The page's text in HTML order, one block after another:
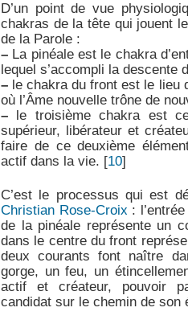
D’un point de vue
chakras de la tête qui jouent
de la Parole :
–La pinéale est le chakra
lequel s’accompli la descente
–le chakra du front est le lieu
où l’Âme nouvelle trône de
–le troisième chakra est
supérieur, libérateur et
faire de ce deuxième
actif dans la vie. [10]
C’est le processus qui est
Christian Rose-Croix :
de la pinéale représente un
dans le centre du front
deux courants font naître
gorge, un feu, un
actif et créateur, pouvoir
candidat sur le chemin de son